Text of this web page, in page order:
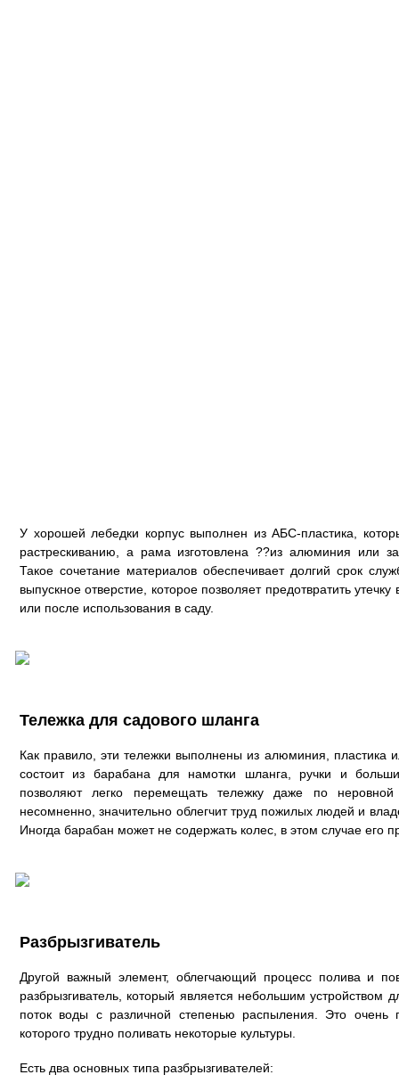
У хорошей лебедки корпус выполнен из АБС-пластика,
растрескиванию, а рама изготовлена ??из алюминия или
Такое сочетание материалов обеспечивает долгий срок
выпускное отверстие, которое позволяет предотвратить
или после использования в саду.
Тележка для садового шланга
Как правило, эти тележки выполнены из алюминия, пластика
состоит из барабана для намотки шланга, ручки и
позволяют легко перемещать тележку даже по неровной
несомненно, значительно облегчит труд пожилых людей и
Иногда барабан может не содержать колес, в этом случае его
Разбрызгиватель
Другой важный элемент, облегчающий процесс полива и
разбрызгиватель, который является небольшим устройством
поток воды с различной степенью распыления. Это очень
которого трудно поливать некоторые культуры.
Есть два основных типа разбрызгивателей: